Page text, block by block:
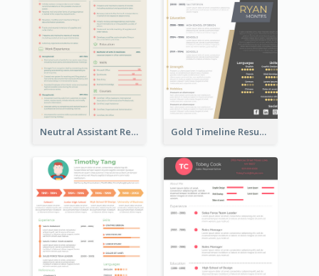
Neutral Assistant Resume Gold Timeline Resume